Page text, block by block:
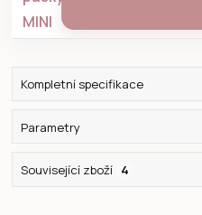
Kompletní specifikace
Parametry
Související zboží 4